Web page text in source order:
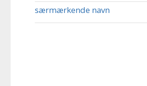
særmærkende navn